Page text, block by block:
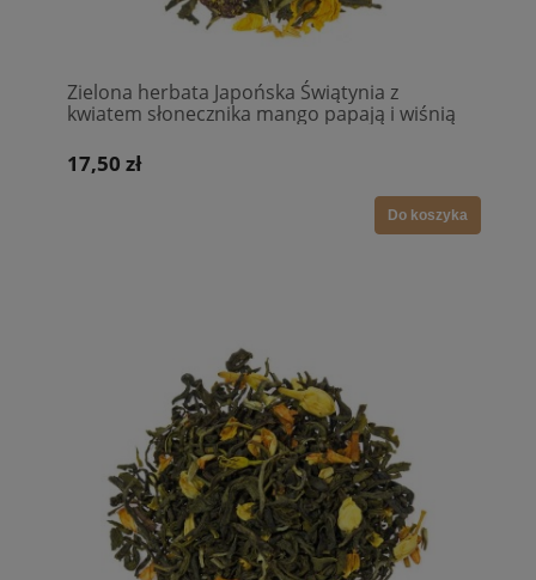
Zielona herbata Japońska Świątynia z
kwiatem słonecznika mango papają i wiśnią
17,50 zł
Do koszyka